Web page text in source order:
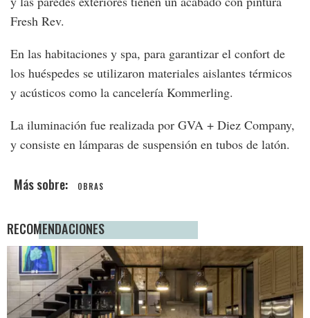
Fresh Rev.
En las habitaciones y spa, para garantizar el confort de
los huéspedes se utilizaron materiales aislantes térmicos
y acústicos como la cancelería Kommerling.
La iluminación fue realizada por GVA + Diez Company,
y consiste en lámparas de suspensión en tubos de latón.
OBRAS
RECOMENDACIONES